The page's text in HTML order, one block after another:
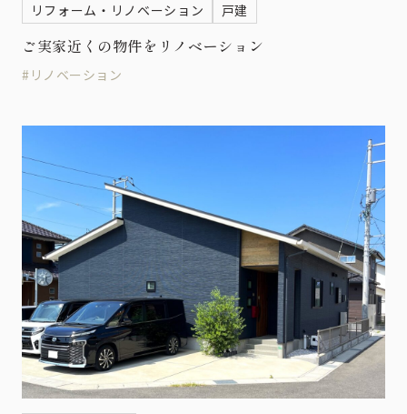
リフォーム・リノベーション 戸建
ご実家近くの物件をリノベーション
#リノベーション